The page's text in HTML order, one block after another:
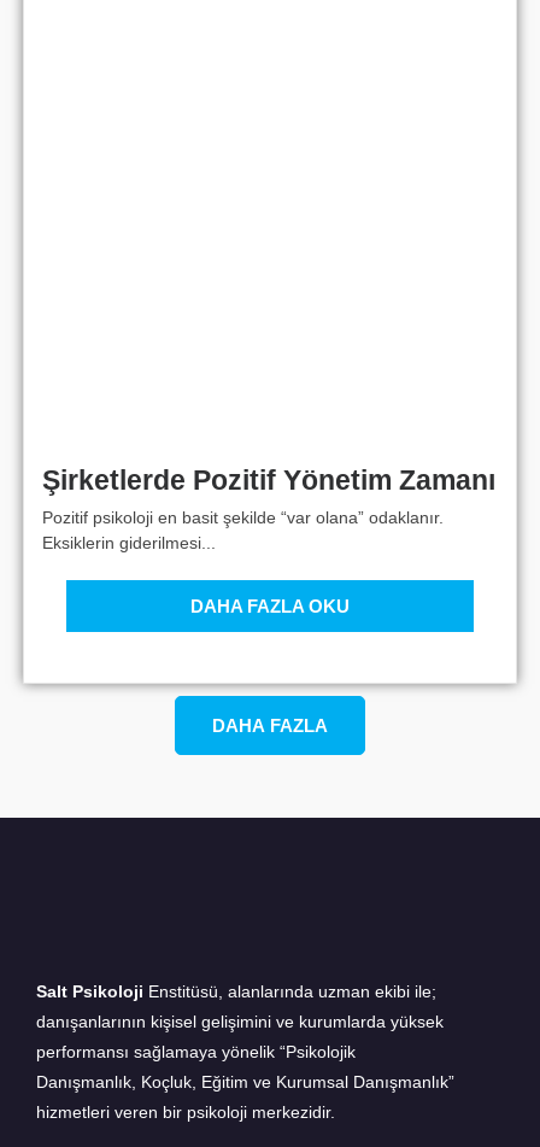
Şirketlerde Pozitif Yönetim Zamanı
Pozitif psikoloji en basit şekilde “var olana” odaklanır.
Eksiklerin giderilmesi...
DAHA FAZLA OKU
DAHA FAZLA
Salt Psikoloji Enstitüsü, alanlarında uzman ekibi ile;
danışanlarının kişisel gelişimini ve kurumlarda yüksek
performansı sağlamaya yönelik “Psikolojik
Danışmanlık, Koçluk, Eğitim ve Kurumsal Danışmanlık”
hizmetleri veren bir psikoloji merkezidir.